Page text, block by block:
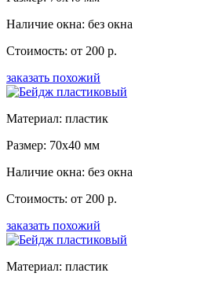
Наличие окна: без окна
Стоимость: от 200 р.
заказать похожий
Материал: пластик
Размер: 70x40 мм
Наличие окна: без окна
Стоимость: от 200 р.
заказать похожий
Материал: пластик